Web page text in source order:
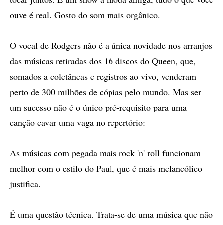
ouve é real. Gosto do som mais orgânico.
O vocal de Rodgers não é a única novidade nos arranjos
das músicas retiradas dos 16 discos do Queen, que,
somados a coletâneas e registros ao vivo, venderam
perto de 300 milhões de cópias pelo mundo. Mas ser
um sucesso não é o único pré-requisito para uma
canção cavar uma vaga no repertório:
As músicas com pegada mais rock 'n' roll funcionam
melhor com o estilo do Paul, que é mais melancólico
justifica.
É uma questão técnica. Trata-se de uma música que não